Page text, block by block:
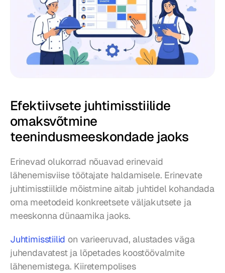
Efektiivsete juhtimisstiilide
omaksvõtmine
teenindusmeeskondade jaoks
Erinevad olukorrad nõuavad erinevaid
lähenemisviise töötajate haldamisele. Erinevate
juhtimisstiilide mõistmine aitab juhtidel kohandada
oma meetodeid konkreetsete väljakutsete ja
meeskonna dünaamika jaoks.
Juhtimisstiilid on varieeruvad, alustades väga
juhendavatest ja lõpetades koostöövalmite
lähenemistega. Kiiretempolises